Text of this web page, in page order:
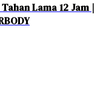
Lama 12 Jam |